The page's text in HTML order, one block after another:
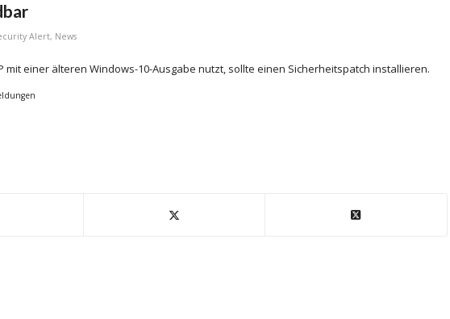
Alert, News
mit einer älteren Windows-10-Ausgabe nutzt, sollte einen Sicherheitspatch installieren.